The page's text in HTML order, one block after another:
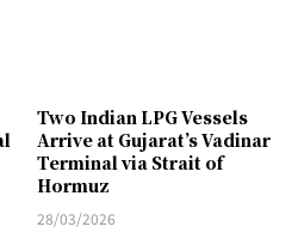
Two Indian LPG Vessels
Arrive at Gujarat’s Vadinar
Terminal via Strait of
Hormuz
28/03/2026